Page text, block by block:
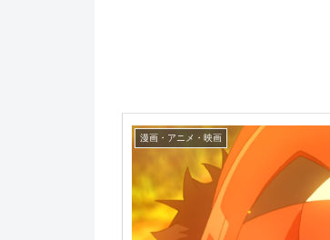
漫画・アニメ・映画